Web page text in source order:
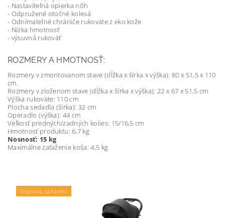
- Nastaviteľná opierka nôh
- Odpružené otočné kolesá
- Odnímateľné chrániče rukoväte z eko kože
- Nízka hmotnosť
- výsuvná rukoväť
ROZMERY A HMOTNOSŤ:
Rozmery v zmontovanom stave (dĺžka x šírka x výška): 80 x 51,5 x 110
cm.
Rozmery v zloženom stave (dĺžka x šírka x výška): 22 x 67 x 51,5 cm
Výška rukoväte: 110 cm
Plocha sedadla (šírka): 32 cm
Operadlo (výška): 44 cm
Veľkosť predných/zadných kolies: 15/16,5 cm
Hmotnosť produktu: 6,7 kg
Nosnosť: 15 kg
Maximálne zaťaženie koša: 4,5 kg
Doprava zadarmo